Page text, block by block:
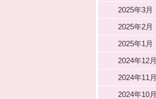
2025年3月
2025年2月
2025年1月
2024年12月
2024年11月
2024年10月